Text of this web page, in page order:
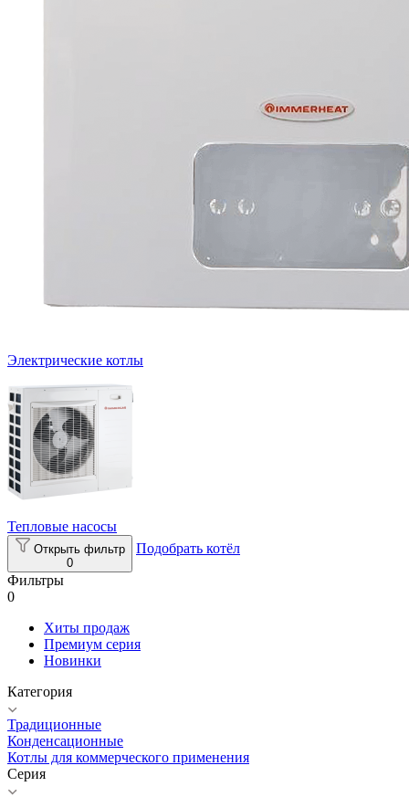
Электрические котлы
Тепловые насосы
Открыть фильтр
0
Подобрать котёл
Фильтры
0
Хиты продаж
Премиум серия
Новинки
Категория
Традиционные
Конденсационные
Котлы для коммерческого применения
Серия